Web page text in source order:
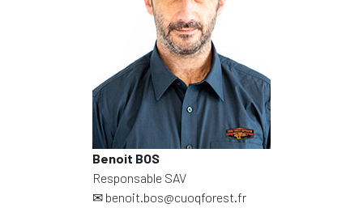
Benoit BOS
Responsable SAV
✉ benoit.bos@cuoqforest.fr